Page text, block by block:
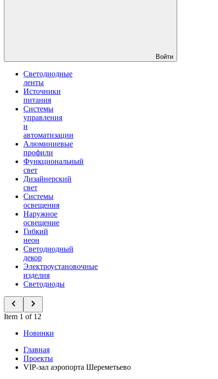
Войти
Светодиодные
ленты
Источники
питания
Системы
управления
и
автоматизации
Алюминиевые
профили
Функциональный
свет
Дизайнерский
свет
Системы
освещения
Наружное
освещение
Гибкий
неон
Светодиодный
декор
Электроустановочные
изделия
Светодиоды
Item 1 of 12
Новинки
Главная
Проекты
VIP-зал аэропорта Шереметьево